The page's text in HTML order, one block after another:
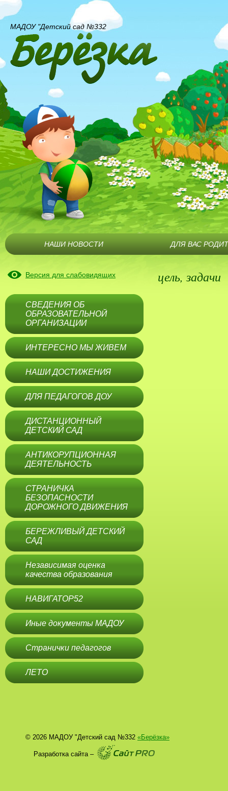
Версия для слабовидящих
СВЕДЕНИЯ ОБ
ОБРАЗОВАТЕЛЬНОЙ
ОРГАНИЗАЦИИ
ИНТЕРЕСНО МЫ ЖИВЕМ
НАШИ ДОСТИЖЕНИЯ
ДЛЯ ПЕДАГОГОВ ДОУ
ДИСТАНЦИОННЫЙ
ДЕТСКИЙ САД
АНТИКОРУПЦИОННАЯ
ДЕЯТЕЛЬНОСТЬ
СТРАНИЧКА
БЕЗОПАСНОСТИ
ДОРОЖНОГО ДВИЖЕНИЯ
БЕРЕЖЛИВЫЙ ДЕТСКИЙ
САД
Независимая оценка
качества образования
НАВИГАТОР52
Иные документы МАДОУ
Странички педагогов
ЛЕТО
цель, задачи
МАДОУ "Детский сад №332
НАШИ НОВОСТИ ДЛЯ ВАС
© 2026 МАДОУ "Детский сад №332 «Берёзка»
Разработка сайта –